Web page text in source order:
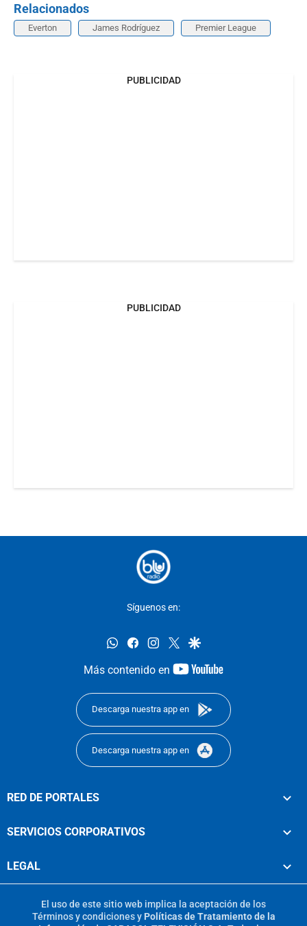
Relacionados
Everton James Rodríguez Premier League
PUBLICIDAD
PUBLICIDAD
Síguenos en:
whatsappfacebookinstagram
twittergoogle
Más contenido en
youtube-
Descarga nuestra app en
Descarga nuestra app en
RED DE PORTALES
SERVICIOS CORPORATIVOS
LEGAL
El uso de este sitio web implica la aceptación de los
Términos y condicionesy Políticas de Tratamiento de la